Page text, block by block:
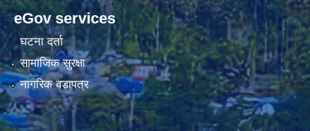
eGov services
घटना दर्ता
सामाजिक सुरक्षा
नागरिक वडापत्र